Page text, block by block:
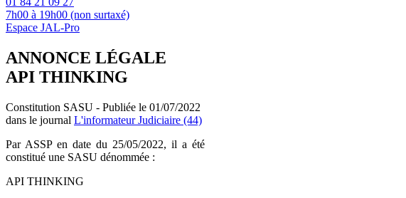
7h00 à 19h00 (non surtaxé)
Espace JAL-Pro
ANNONCE LÉGALE
API THINKING
Constitution SASU - Publiée le 01/07/2022
dans le journal L'informateur Judiciaire (44)
Par ASSP en date du 25/05/2022, il a été
constitué une SASU dénommée :
API THINKING